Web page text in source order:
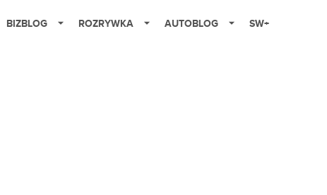
BIZBLOG ROZRYWKA AUTOBLOG SW+